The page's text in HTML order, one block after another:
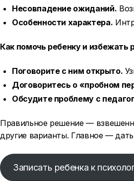
Несовпадение ожиданий.
Особенности характера.
Как помочь ребенку и избежать
Поговорите с ним открыто.
Договоритесь о «пробном
Обсудите проблему с
Правильное решение —
другие варианты. Главное —
Записать ребенка к